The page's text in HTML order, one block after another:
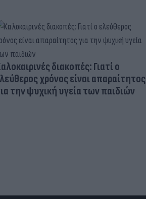
διακοπές: Γιατί ο
χρόνος είναι απαραίτητος
την ψυχική υγεία των παιδιών